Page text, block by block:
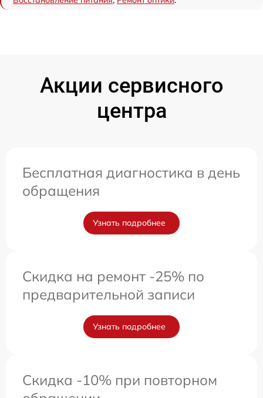
Акции сервисного
центра
Бесплатная диагностика в день
обращения
Узнать подробнее
Скидка на ремонт -25% по
предварительной записи
Узнать подробнее
Скидка -10% при повторном